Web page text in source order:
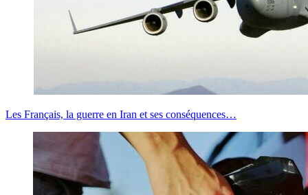
Les Français, la guerre en Iran et ses conséquences…